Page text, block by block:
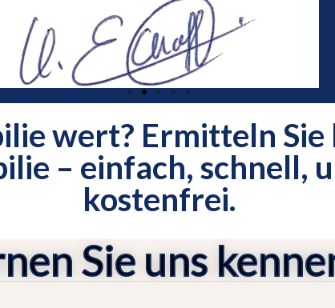
wert? Ermitteln
– einfach, schnell,
kostenfrei.
Sie uns